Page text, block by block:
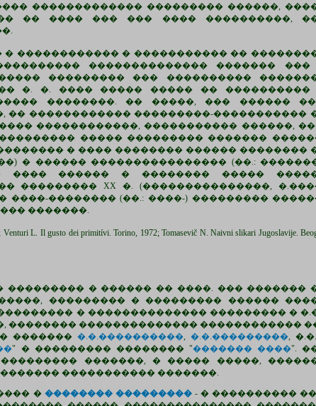
������������� ��������� ������,
�� ���� ��� ��� ���� ����������,
� ������������ � ����������� ��
�������������� ������� ���
��������� ��� ����������
�. �. ���� ����� ����� �� ����������
��������. �� �����, ��� ������
������������ ���������-�����������
������������, ����������� ������,
����� ��������� �������
� ���� �������� ������ ��������
� ������ ���������������� (��.:
���� ������ � �������� �����
XX �. (���������������,
����-�������� (��.: ����-) ���������
�������.
dei primitívi. Torino, 1972; Tomasevič N. Naivni slikari Jugoslavije.
� ������ �� ����. ��� �������
��������� � ��������� ������
� �������������� ��������� �
�������� �������������� ������������
������� �.�.����������, �.�.���������,
" � ��������� �������� "������� ����".
�������, � ����� �����,
����������� �������.
� �������� ���������- � ����������